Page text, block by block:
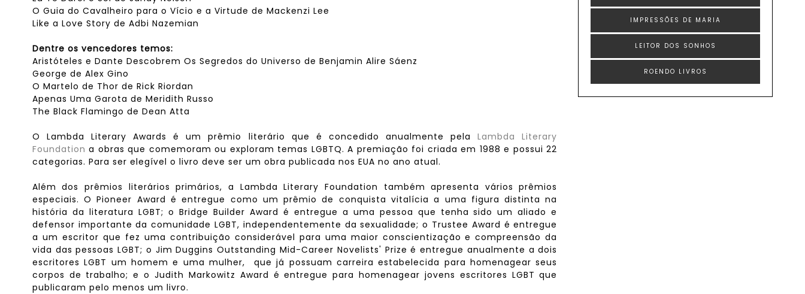
O Guia do Cavalheiro para o Vício e a Virtude de Mackenzi Lee
Like a Love Story de Adbi Nazemian
Dentre os vencedores temos:
Aristóteles e Dante Descobrem Os Segredos do Universo de Benjamin Alire Sáenz
George de Alex Gino
O Martelo de Thor de Rick Riordan
Apenas Uma Garota de Meridith Russo
The Black Flamingo de Dean Atta
O Lambda Literary Awards é um prêmio literário que é concedido anualmente pelaLambda Literary
Foundation a obras que comemoram ou exploram temas LGBTQ. A premiação foi criada em 1988 e possui 22
categorias. Para ser elegível o livro deve ser um obra publicada nos EUA no ano atual.
Além dos prêmios literários primários, a Lambda Literary Foundation também apresenta vários prêmios
especiais. O Pioneer Award é entregue como um prêmio de conquista vitalícia a uma figura distinta na
história da literatura LGBT; o Bridge Builder Award é entregue a uma pessoa que tenha sido um aliado e
defensor importante da comunidade LGBT, independentemente da sexualidade; o Trustee Award é entregue
a um escritor que fez uma contribuição considerável para uma maior conscientização e compreensão da
vida das pessoas LGBT; o Jim Duggins Outstanding Mid-Career Novelists' Prize é entregue anualmente a dois
escritores LGBT um homem e uma mulher, que já possuam carreira estabelecida para homenagear seus
corpos de trabalho; e o Judith Markowitz Award é entregue para homenagear jovens escritores LGBT que
publicaram pelo menos um livro.
IMPRESSÕES DE MARIA
LEITOR DOS SONHOS
ROENDO LIVROS